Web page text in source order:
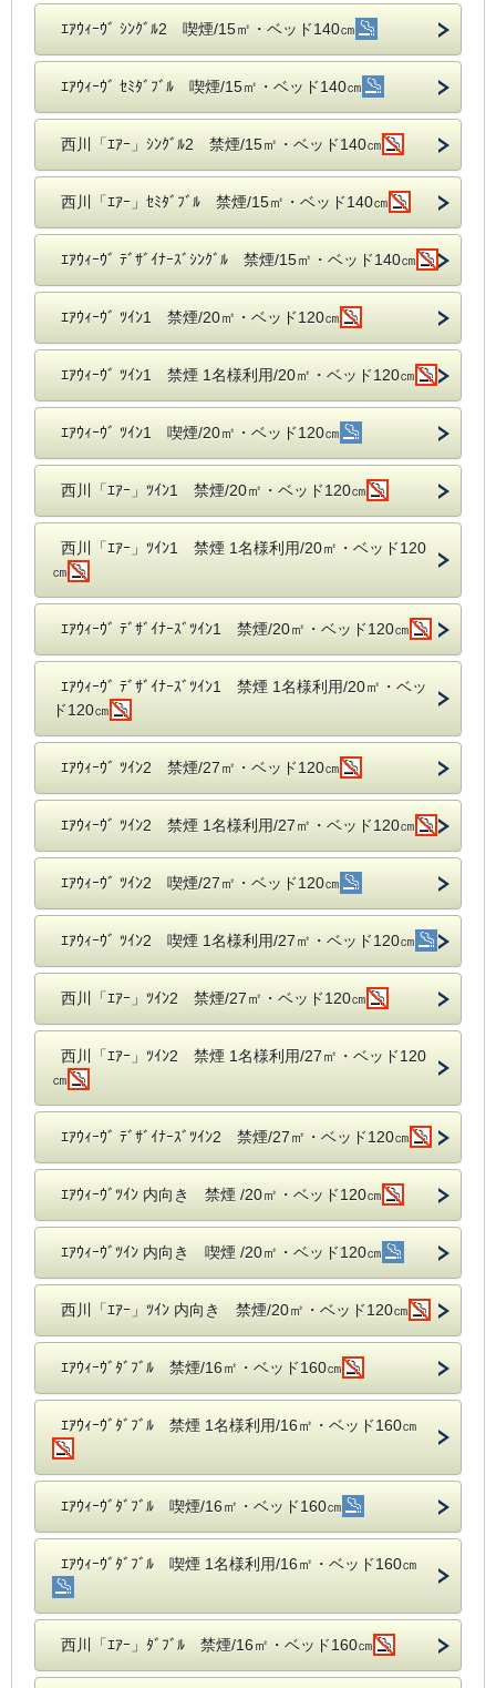
ｴｱｳｨｰｳﾞ ｼﾝｸﾞﾙ2 喫煙/15㎡・ベッド140㎝
ｴｱｳｨｰｳﾞ ｾﾐﾀﾞﾌﾞﾙ 喫煙/15㎡・ベッド140㎝
西川「ｴｱｰ」ｼﾝｸﾞﾙ2 禁煙/15㎡・ベッド140㎝
西川「ｴｱｰ」ｾﾐﾀﾞﾌﾞﾙ 禁煙/15㎡・ベッド140㎝
ｴｱｳｨｰｳﾞ ﾃﾞｻﾞｲﾅｰｽﾞｼﾝｸﾞﾙ 禁煙/15㎡・ベッド140㎝
ｴｱｳｨｰｳﾞ ﾂｲﾝ1 禁煙/20㎡・ベッド120㎝
ｴｱｳｨｰｳﾞ ﾂｲﾝ1 禁煙 1名様利用/20㎡・ベッド120㎝
ｴｱｳｨｰｳﾞ ﾂｲﾝ1 喫煙/20㎡・ベッド120㎝
西川「ｴｱｰ」ﾂｲﾝ1 禁煙/20㎡・ベッド120㎝
西川「ｴｱｰ」ﾂｲﾝ1 禁煙 1名様利用/20㎡・ベッド120
㎝
ｴｱｳｨｰｳﾞ ﾃﾞｻﾞｲﾅｰｽﾞﾂｲﾝ1 禁煙/20㎡・ベッド120㎝
ｴｱｳｨｰｳﾞ ﾃﾞｻﾞｲﾅｰｽﾞﾂｲﾝ1 禁煙 1名様利用/20㎡・ベッ
ド120㎝
ｴｱｳｨｰｳﾞ ﾂｲﾝ2 禁煙/27㎡・ベッド120㎝
ｴｱｳｨｰｳﾞ ﾂｲﾝ2 禁煙 1名様利用/27㎡・ベッド120㎝
ｴｱｳｨｰｳﾞ ﾂｲﾝ2 喫煙/27㎡・ベッド120㎝
ｴｱｳｨｰｳﾞ ﾂｲﾝ2 喫煙 1名様利用/27㎡・ベッド120㎝
西川「ｴｱｰ」ﾂｲﾝ2 禁煙/27㎡・ベッド120㎝
西川「ｴｱｰ」ﾂｲﾝ2 禁煙 1名様利用/27㎡・ベッド120
㎝
ｴｱｳｨｰｳﾞ ﾃﾞｻﾞｲﾅｰｽﾞﾂｲﾝ2 禁煙/27㎡・ベッド120㎝
ｴｱｳｨｰｳﾞﾂｲﾝ 内向き 禁煙 /20㎡・ベッド120㎝
ｴｱｳｨｰｳﾞﾂｲﾝ 内向き 喫煙 /20㎡・ベッド120㎝
西川「ｴｱｰ」ﾂｲﾝ 内向き 禁煙/20㎡・ベッド120㎝
ｴｱｳｨｰｳﾞﾀﾞﾌﾞﾙ 禁煙/16㎡・ベッド160㎝
ｴｱｳｨｰｳﾞﾀﾞﾌﾞﾙ 禁煙 1名様利用/16㎡・ベッド160㎝
ｴｱｳｨｰｳﾞﾀﾞﾌﾞﾙ 喫煙/16㎡・ベッド160㎝
ｴｱｳｨｰｳﾞﾀﾞﾌﾞﾙ 喫煙 1名様利用/16㎡・ベッド160㎝
西川「ｴｱｰ」ﾀﾞﾌﾞﾙ 禁煙/16㎡・ベッド160㎝